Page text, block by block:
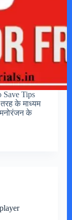
Save Tips
के माध्यम
के